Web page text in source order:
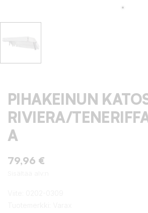
PIHAKEINUN
RIVIERA/
A
79,96 €